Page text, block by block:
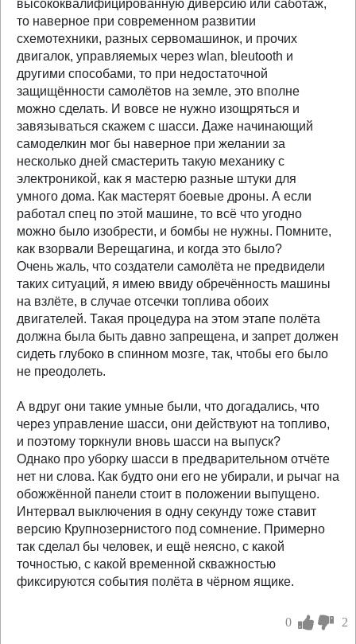
высококвалифицированную диверсию или саботаж,
то наверное при современном развитии
схемотехники, разных сервомашинок, и прочих
двигалок, управляемых через wlan, bleutooth и
другими способами, то при недостаточной
защищённости самолётов на земле, это вполне
можно сделать. И вовсе не нужно изощряться и
завязываться скажем с шасси. Даже начинающий
самоделкин мог бы наверное при желании за
несколько дней смастерить такую механику с
электроникой, как я мастерю разные штуки для
умного дома. Как мастерят боевые дроны. А если
работал спец по этой машине, то всё что угодно
можно было изобрести, и бомбы не нужны. Помните,
как взорвали Верещагина, и когда это было?
Очень жаль, что создатели самолёта не предвидели
таких ситуаций, я имею ввиду обречённость машины
на взлёте, в случае отсечки топлива обоих
двигателей. Такая процедура на этом этапе полёта
должна была быть давно запрещена, и запрет должен
сидеть глубоко в спинном мозге, так, чтобы его было
не преодолеть.
А вдруг они такие умные были, что догадались, что
через управление шасси, они действуют на топливо,
и поэтому торкнули вновь шасси на выпуск?
Однако про уборку шасси в предварительном отчёте
нет ни слова. Как будто они его не убирали, и рычаг на
обожжённой панели стоит в положении выпущено.
Интервал выключения в одну секунду тоже ставит
версию Крупнозернистого под сомнение. Примерно
так сделал бы человек, и ещё неясно, с какой
точностью, с какой временной скважностью
фиксируются события полёта в чёрном ящике.
0 2